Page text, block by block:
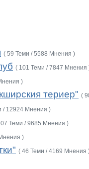
( 59 Теми / 5588 Мнения )
( 101 Теми / 7847 Мнения
)
териер" (
/ 12924 Мнения )
Теми / 9685 Мнения )
)
( 46 Теми / 4169 Мнения